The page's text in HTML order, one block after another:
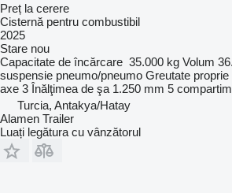
Preț la cerere
Cisternă pentru combustibil
2025
Stare nou
Capacitate de încărcare 35.000 kg Volum
suspensie pneumo/pneumo Greutate proprie
axe 3 Înălţimea de şa 1.250 mm 5
Turcia, Antakya/Hatay
Alamen Trailer
Luați legătura cu vânzătorul